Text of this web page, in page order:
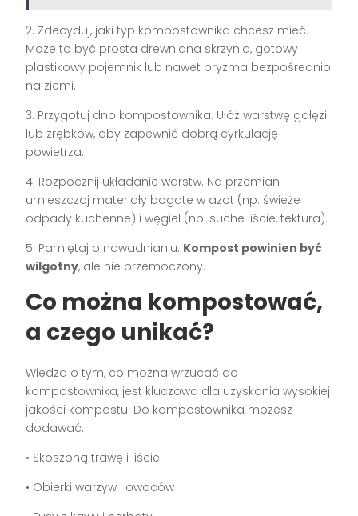
2. Zdecyduj, jaki typ kompostownika chcesz mieć.
Może to być prosta drewniana skrzynia, gotowy
plastikowy pojemnik lub nawet pryzma bezpośrednio
na ziemi.
3. Przygotuj dno kompostownika. Ułóż warstwę gałęzi
lub zrębków, aby zapewnić dobrą cyrkulację
powietrza.
4. Rozpocznij układanie warstw. Na przemian
umieszczaj materiały bogate w azot (np. świeże
odpady kuchenne) i węgiel (np. suche liście, tektura).
5. Pamiętaj o nawadnianiu. Kompost powinien być
wilgotny, ale nie przemoczony.
Co można kompostować,
a czego unikać?
Wiedza o tym, co można wrzucać do
kompostownika, jest kluczowa dla uzyskania wysokiej
jakości kompostu. Do kompostownika możesz
dodawać:
• Skoszoną trawę i liście
• Obierki warzyw i owoców